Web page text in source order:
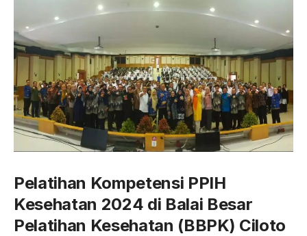
Pelatihan Kompetensi PPIH
Kesehatan 2024 di Balai Besar
Pelatihan Kesehatan (BBPK) Ciloto